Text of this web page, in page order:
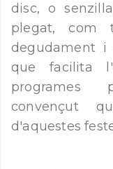
disc, o
plegat, com
degudament i
que facilita
programes
convençut
d'aquestes